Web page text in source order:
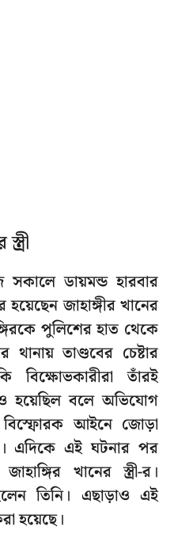
ডায়মন্ড হারবার
জাহাঙ্গীর খানের
পুলিশের হাত থেকে
তাণ্ডবের চেষ্টার
তাঁরই
হয়েছিল বলে অভিযোগ
আইনে জোড়া
এদিকে এই ঘটনার পর
খানের স্ত্রী-র।
তিনি। এছাড়াও এই
হয়েছে।